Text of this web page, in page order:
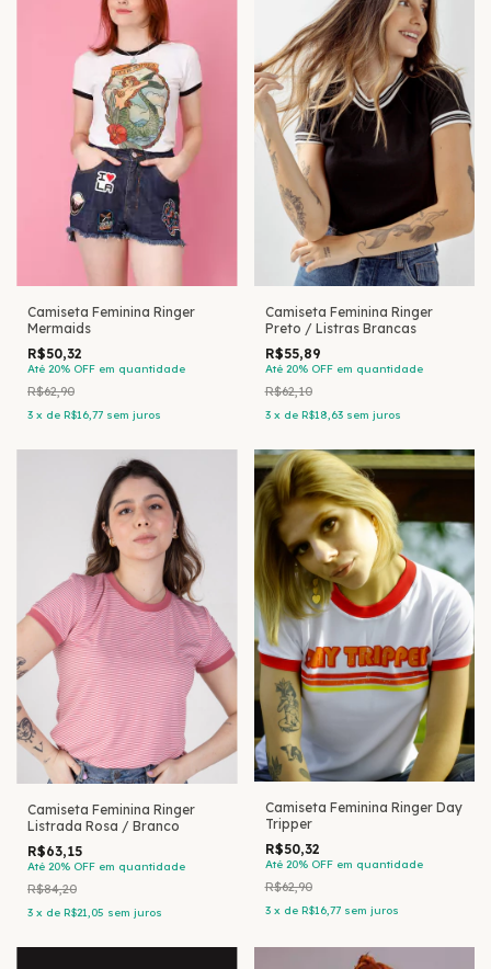
Camiseta Feminina Ringer
Mermaids
R$50,32
Até 20% OFF em quantidade
R$62,90
3 x de R$16,77 sem juros
Camiseta Feminina Ringer
Preto / Listras Brancas
R$55,89
Até 20% OFF em quantidade
R$62,10
3 x de R$18,63 sem juros
Camiseta Feminina Ringer
Listrada Rosa / Branco
R$63,15
Até 20% OFF em quantidade
R$84,20
3 x de R$21,05 sem juros
Camiseta Feminina Ringer Day
Tripper
R$50,32
Até 20% OFF em quantidade
R$62,90
3 x de R$16,77 sem juros